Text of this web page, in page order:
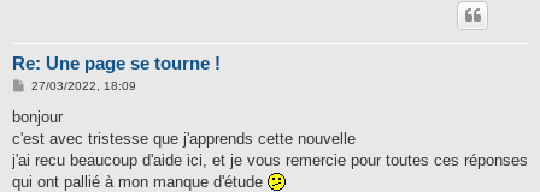
Re: Une page se tourne !
M
s
a
g
27/03/2022, 18:09
bonjour
c'est avec tristesse que j'apprends cette nouvelle
j'ai recu beaucoup d'aide ici, et je vous remercie pour toutes ces réponses
qui ont pallié à mon manque d'étude